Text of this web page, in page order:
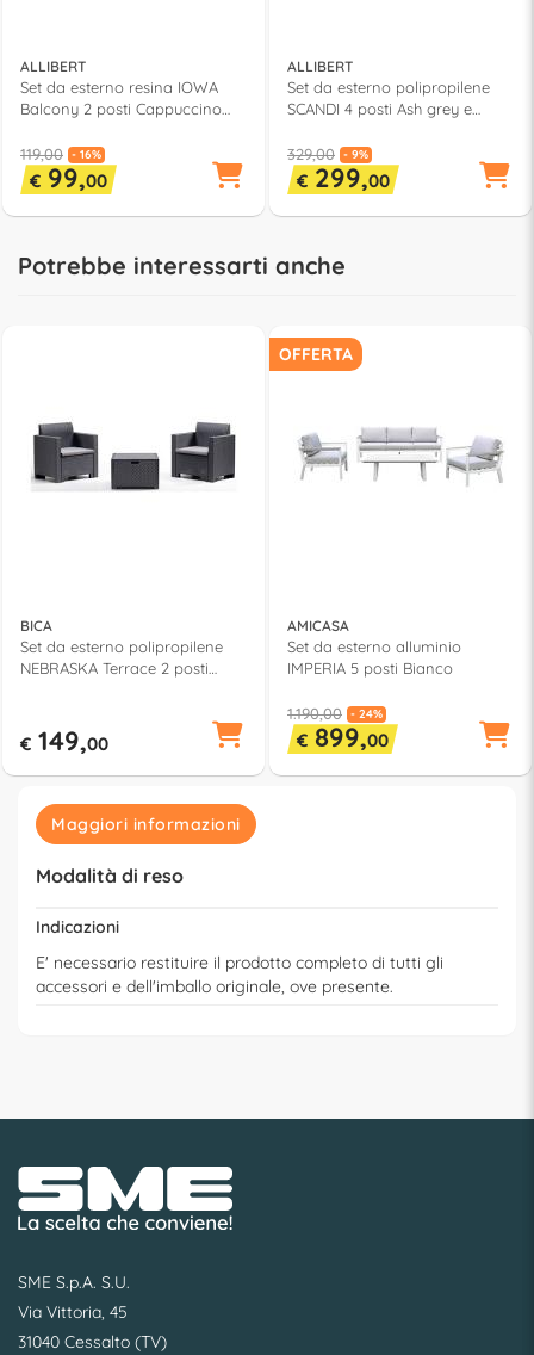
ALLIBERT
Set da esterno resina IOWA
Balcony 2 posti Cappuccino
119,00 - 16%
€ 99,00
ALLIBERT
Set da esterno polipropilene
SCANDI 4 posti Ash grey e
329,00 - 9%
€ 299,00
Potrebbe interessarti anche
BICA
Set da esterno polipropilene
NEBRASKA Terrace 2 posti
€ 149,00
OFFERTA
AMICASA
Set da esterno alluminio
IMPERIA 5 posti Bianco
1.190,00 - 24%
€ 899,00
Maggiori informazioni
Modalità di reso
Indicazioni
E' necessario restituire il prodotto completo di tutti gli
accessori e dell'imballo originale, ove presente.
SME S.p.A. S.U.
Via Vittoria, 45
31040 Cessalto (TV)